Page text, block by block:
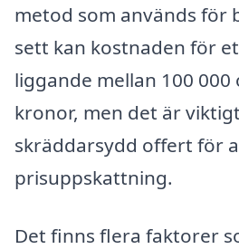
metod som används för
sett kan kostnaden för
liggande mellan 100 000
kronor, men det är
skräddarsydd offert för
prisuppskattning.
Det finns flera faktorer